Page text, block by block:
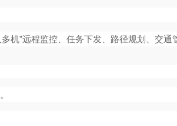
机”远程监控、任务下发、路径规划、交通